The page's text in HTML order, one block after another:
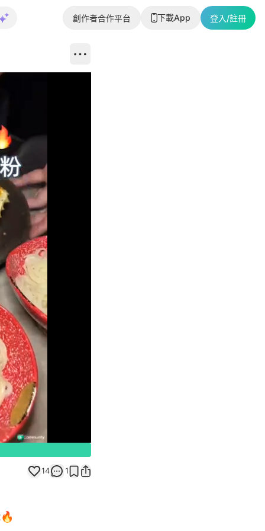
創作者合作平台 下載App 登入/註冊
14 1